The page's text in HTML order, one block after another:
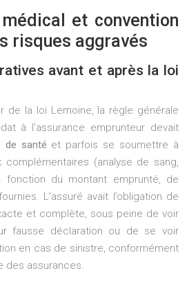
et convention
risques aggravés
avant et après la loi
de la loi Lemoine, la règle générale
à l’assurance emprunteur devait
de santé et parfois se soumettre à
complémentaires (analyse de sang,
fonction du montant emprunté, de
L’assuré avait l’obligation de
et complète, sous peine de voir
fausse déclaration ou de se voir
en cas de sinistre, conformément
des assurances.